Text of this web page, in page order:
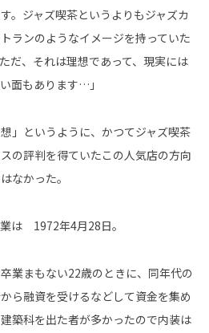
。ジャズ喫茶というよりもジャズカ
ランのようなイメージを持っていた
だ、それは理想であって、現実には
面もあります…」
」というように、かつてジャズ喫茶
の評判を得ていたこの人気店の方向
なかった。
は 1972年4月28日。
業まもない22歳のときに、同年代の
ら融資を受けるなどして資金を集め
築科を出た者が多かったので内装は